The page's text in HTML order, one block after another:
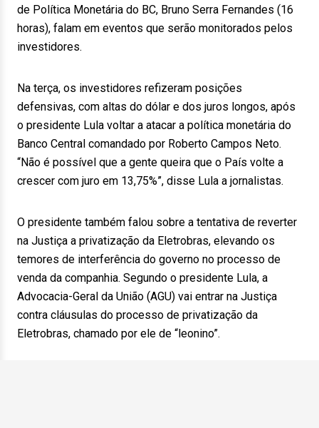
de Política Monetária do BC, Bruno Serra Fernandes (16
horas), falam em eventos que serão monitorados pelos
investidores.
Na terça, os investidores refizeram posições
defensivas, com altas do dólar e dos juros longos, após
o presidente Lula voltar a atacar a política monetária do
Banco Central comandado por Roberto Campos Neto.
“Não é possível que a gente queira que o País volte a
crescer com juro em 13,75%”, disse Lula a jornalistas.
O presidente também falou sobre a tentativa de reverter
na Justiça a privatização da Eletrobras, elevando os
temores de interferência do governo no processo de
venda da companhia. Segundo o presidente Lula, a
Advocacia-Geral da União (AGU) vai entrar na Justiça
contra cláusulas do processo de privatização da
Eletrobras, chamado por ele de “leonino”.